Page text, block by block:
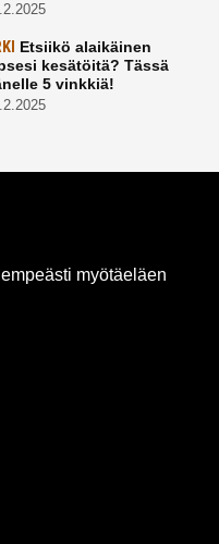
Etsiikö alaikäinen
kesätöitä? Tässä
5 vinkkiä!
myötäeläen